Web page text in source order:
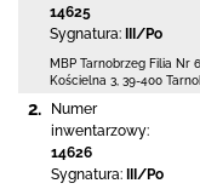
14625
Sygnatura:
III/Po
MBP Tarnobrzeg Filia Nr
Kościelna 3 39-400
2.
Numer
inwentarzowy:
14626
Sygnatura:
III/Po